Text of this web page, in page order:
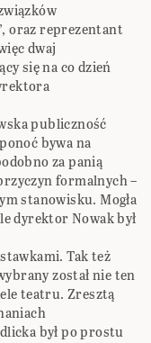
oraz reprezentant
dwaj
się na co dzień
publiczność
bywa na
za panią
formalnych –
stanowisku. Mogła
dyrektor Nowak był
Tak też
został nie ten
teatru. Zresztą
był po prostu